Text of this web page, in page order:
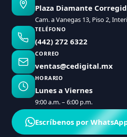
Plaza Diamante
Cam. a Vanegas 13, Piso 2,
TELÉFONO
(442) 272 6322
CORREO
ventas@cedigital.mx
HORARIO
Lunes a Viernes
9:00 a.m. – 6:00 p.m.
Escríbenos por